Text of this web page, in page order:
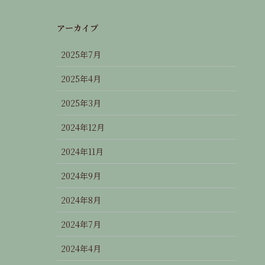
アーカイブ
2025年7月
2025年4月
2025年3月
2024年12月
2024年11月
2024年9月
2024年8月
2024年7月
2024年4月